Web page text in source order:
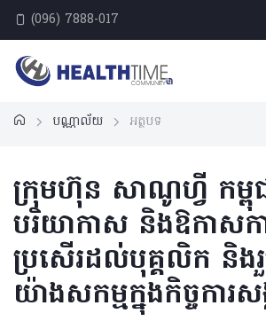
(096) 7888-017
បណ្ណាល័យ អត្ថបទ
ក្រុមហ៊ុន សាណូហ្វី កម្ពុ
បរិយាកាស និងឱកាសកា
ប្រសើរដល់បុគ្គលិក និ
យ៉ាងសកម្មក្នុងកិច្ចការស